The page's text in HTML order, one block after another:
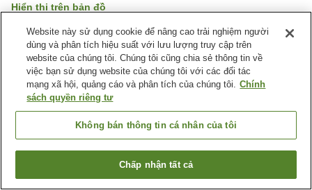
Hiển thị trên bản đồ
Tuyệt vời Đánh giá:205lượt
Tiện nghi chỗ nghỉ
Bãi đỗ xe
Phòng tập gym
Hồ bơi
Trang chủ Nhật Bản Thành phố Tokyo
Quận Koto
BumB Tokyo Sports Culture Center
Tìm phòng trống
Website này sử dụng cookie để nâng cao trải nghiệm người
dùng và phân tích hiệu suất với lưu lượng truy cập trên
website của chúng tôi. Chúng tôi cũng chia sẻ thông tin về
việc bạn sử dụng website của chúng tôi với các đối tác
mạng xã hội, quảng cáo và phân tích của chúng tôi. Chính
sách quyền riêng tư
Không bán thông tin cá nhân của tôi
Chấp nhận tất cả